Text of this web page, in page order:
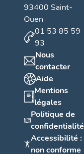
93400 Saint-
Ouen
01 53 85 59
93
Nous
contacter
Aide
Mentions
légales
Politique de
confidentialité
Accessibilité :
non conforme